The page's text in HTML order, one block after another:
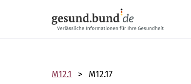
M12.1 M12.17